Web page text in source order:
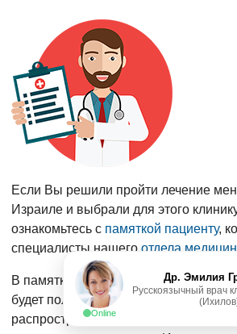
Если Вы решили пройти лечение
Израиле и выбрали для этого
ознакомьтесь с памяткой пациенту,
специалисты нашегоотдела
В памятке мы приводим общую
будет полезна пациенту и отвечаем
распространённые вопросы по
Online
Русскоязычный врач